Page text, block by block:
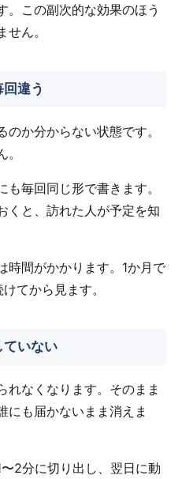
。この副次的な効果のほう
ん。
違う
か分からない状態です。
毎回同じ形で書きます。
くと、訪れた人が予定を知
時間がかかります。1か月で
てから見ます。
ていない
れなくなります。そのまま
にも届かないまま消えま
2分に切り出し、翌日に動